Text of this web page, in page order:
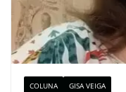
COLUNA GISA VEIGA